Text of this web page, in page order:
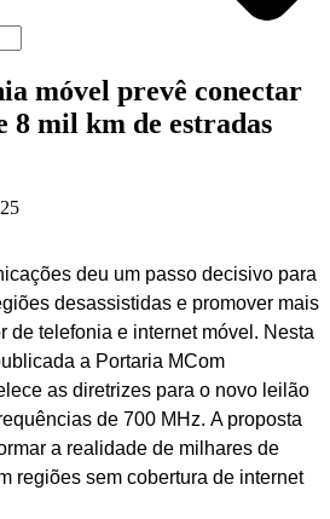
móvel prevê conectar
8 mil km de estradas
deu um passo decisivo para
desassistidas e promover mais
de telefonia e internet móvel. Nesta
a Portaria MCom
as diretrizes para o novo leilão
de 700 MHz. A proposta
a realidade de milhares de
regiões sem cobertura de internet